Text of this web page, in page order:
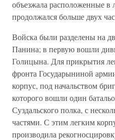
объезжала расположенные в
продолжался больше двух
Войска были разделены на
Панина; в первую вошли
Голицына. Для прикрытия
фронта Государыниной
корпус, под начальством
которого вошли один
Суздальского полка, с
частями. С этим легким
производила